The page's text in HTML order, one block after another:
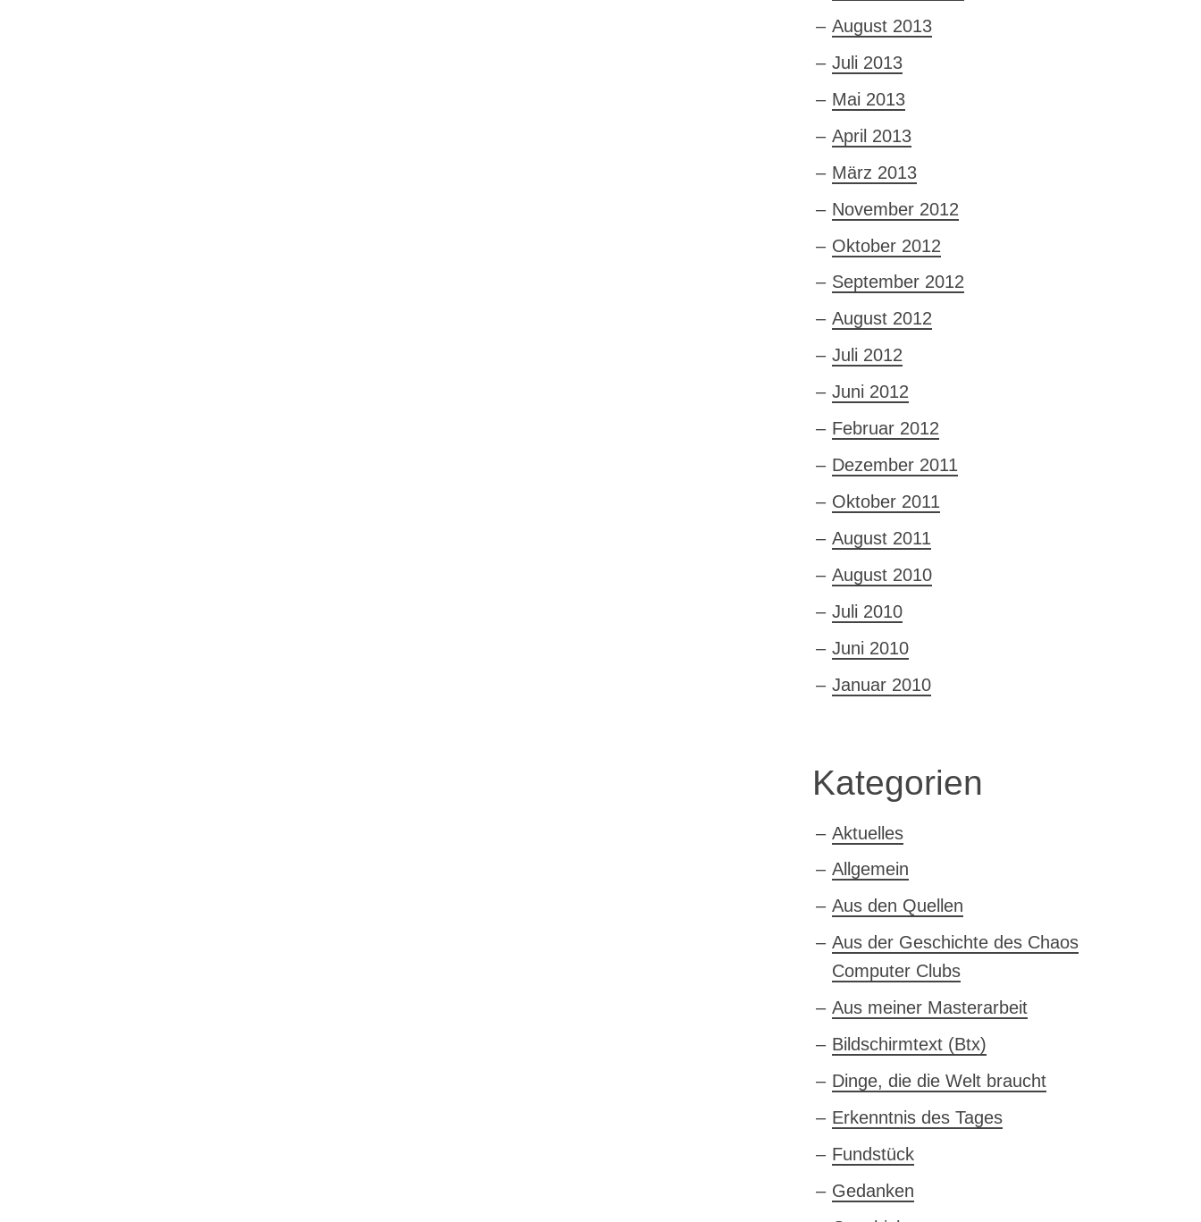
August 2013
Juli 2013
Mai 2013
April 2013
März 2013
November 2012
Oktober 2012
September 2012
August 2012
Juli 2012
Juni 2012
Februar 2012
Dezember 2011
Oktober 2011
August 2011
August 2010
Juli 2010
Juni 2010
Januar 2010
Kategorien
Aktuelles
Allgemein
Aus den Quellen
Aus der Geschichte des Chaos
Computer Clubs
Aus meiner Masterarbeit
Bildschirmtext (Btx)
Dinge, die die Welt braucht
Erkenntnis des Tages
Fundstück
Gedanken